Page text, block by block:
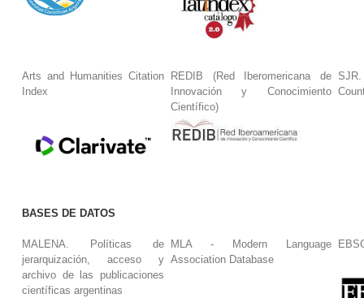
Arts and Humanities Citation
Index
REDIB (Red Iberomericana de
Innovación y Conocimiento
Científico)
BASES DE DATOS
MALENA. Políticas de
jerarquización, acceso y
archivo de las publicaciones
científicas argentinas
MLA - Modern Language
Association Database